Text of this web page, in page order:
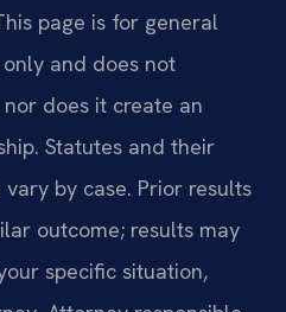
page is for general
and does not
does it create an
Statutes and their
by case. Prior results
outcome; results may
specific situation,